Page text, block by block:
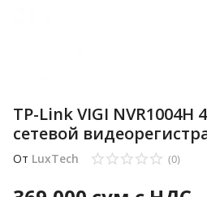
TP-Link VIGI
сетевой
От LuxTech (0)